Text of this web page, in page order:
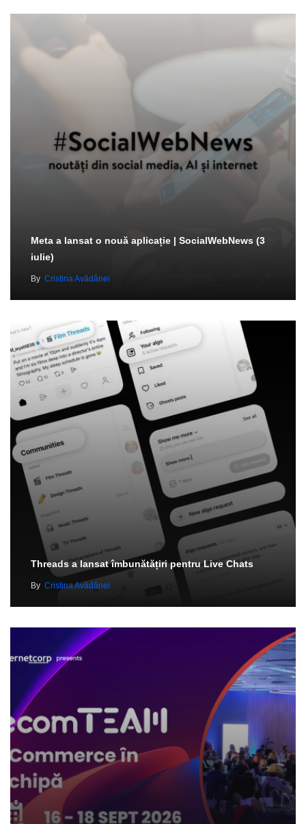
Meta a lansat o nouă aplicație | SocialWebNews (3
iulie)
By Cristina Avădănei
Threads a lansat îmbunătățiri pentru Live Chats
By Cristina Avădănei